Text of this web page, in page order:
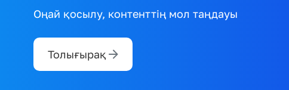
Оңай қосылу, контенттің мол таңдауы
Толығырақ